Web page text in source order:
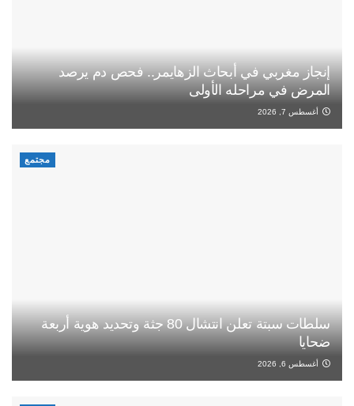
إنجاز مغربي في أبحاث الزهايمر.. فحص دم يرصد
المرض في مراحله الأولى
أغسطس 7, 2026
مجتمع
سلطات سبتة تعلن انتشال 80 جثة وتحديد هوية أربعة
ضحايا
أغسطس 6, 2026